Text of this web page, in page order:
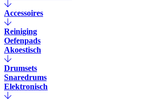
Accessoires
Reiniging
Oefenpads
Akoestisch
Drumsets
Snaredrums
Elektronisch